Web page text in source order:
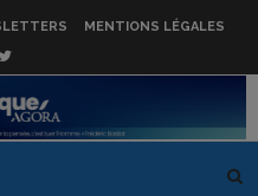
MENTIONS LÉGALES